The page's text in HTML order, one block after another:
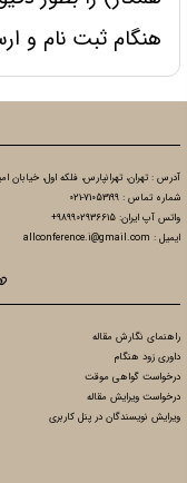
هنگام ثبت نام و
آدرس : تهران، تهرانپارس، فلکه اول، خیابان
شماره تماس : 71053199-021
واتس آپ ایران: 989902936615+
ایمیل : allconference.i@gmail.com
راهنمای نگارش مقاله
داوری زود هنگام
درخواست گواهی موقت
درخواست ویرایش مقاله
ویرایش نویسندگان در پنل کاربری